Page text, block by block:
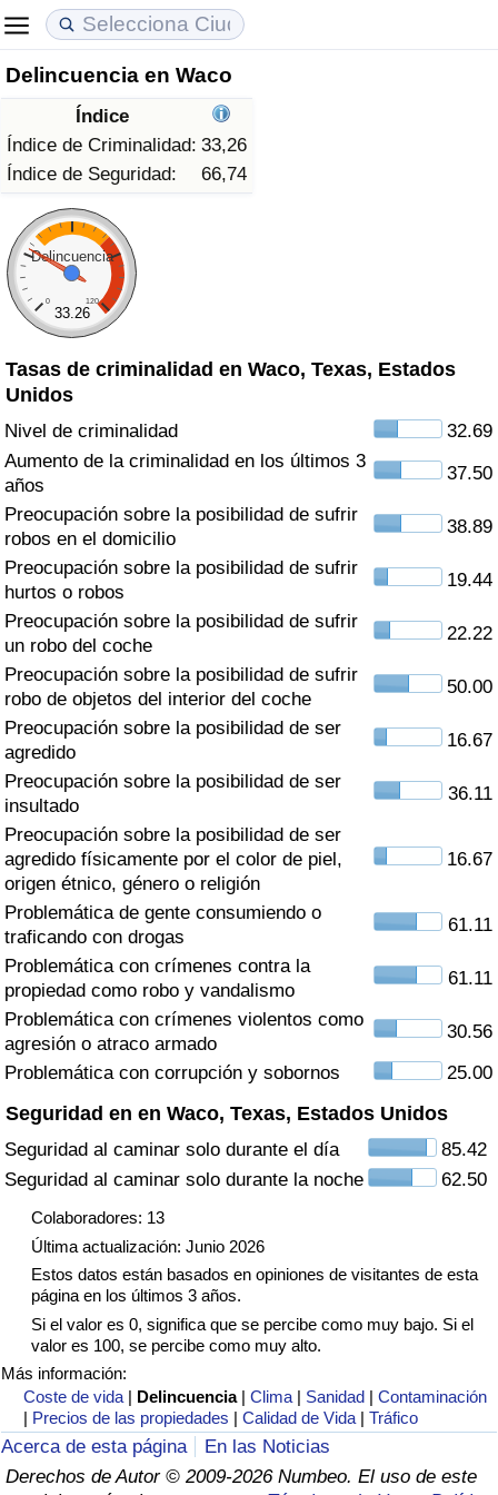
Delincuencia en Waco
Índice
Índice de Criminalidad: 33,26
Índice de Seguridad:
66,74
Delincuencia
0 120
33.26
Tasas de criminalidad en Waco, Texas, Estados
Unidos
Nivel de criminalidad
32.69
Aumento de la criminalidad en los últimos 3
años
37.50
Preocupación sobre la posibilidad de sufrir
robos en el domicilio
38.89
Preocupación sobre la posibilidad de sufrir
hurtos o robos
19.44
Preocupación sobre la posibilidad de sufrir
un robo del coche
22.22
Preocupación sobre la posibilidad de sufrir
robo de objetos del interior del coche
50.00
Preocupación sobre la posibilidad de ser
agredido
16.67
Preocupación sobre la posibilidad de ser
insultado
36.11
Preocupación sobre la posibilidad de ser
agredido físicamente por el color de piel,
origen étnico, género o religión
16.67
Problemática de gente consumiendo o
traficando con drogas
61.11
Problemática con crímenes contra la
propiedad como robo y vandalismo
61.11
Problemática con crímenes violentos como
agresión o atraco armado
30.56
Problemática con corrupción y sobornos
25.00
Seguridad en en Waco, Texas, Estados Unidos
Seguridad al caminar solo durante el día
85.42
Seguridad al caminar solo durante la noche
62.50
Colaboradores: 13
Última actualización: Junio 2026
Estos datos están basados en opiniones de visitantes de esta
página en los últimos 3 años.
Si el valor es 0, significa que se percibe como muy bajo. Si el
valor es 100, se percibe como muy alto.
Más información:
Coste de vida | Delincuencia |Clima | Sanidad |Contaminación
| Precios de las propiedades |Calidad de Vida |Tráfico
Acerca de esta página
En las Noticias
Derechos de Autor © 2009-2026 Numbeo. El uso de este
Coste de vida
Índice de Costo de Vida (Actual)
Índice de Costo de Vida
Índice de costo de vida por país
en aqaba
Precios de las propiedades
Índice de Precios de Inmuebles (Actual)
Índice de Precios de Inmuebles
Índice de Precios de Inmuebles por País
Calidad de Vida
Índice de Calidad de Vida
Índice de Calidad de Vida (Actual)
Índice de calidad de vida por país
Delincuencia
Calificación del Índice de Criminalidad
(Actual)
Índice de Criminalidad
Índice de criminalidad por país
Sanidad
Índice de Sanidad (Actual)
Índice de Sanidad
Índice de Sanidad por País
Contaminación
Índice de Contaminación (Actual)
Índice de contaminación
Índice de Contaminación por País
Tráfico
Índice de Tráfico
Índice de Tráfico (Actual)
Índice de Tráfico por País